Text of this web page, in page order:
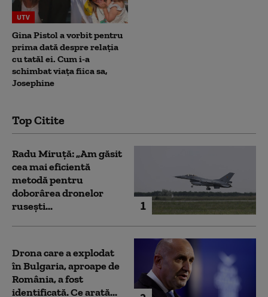
UTV
Gina Pistol a vorbit pentru
prima dată despre relația
cu tatăl ei. Cum i-a
schimbat viața fiica sa,
Josephine
Top Citite
1
Radu Miruță: „Am găsit
cea mai eficientă
metodă pentru
doborârea dronelor
rusești...
Drona care a explodat
în Bulgaria, aproape de
România, a fost
identificată. Ce arată...